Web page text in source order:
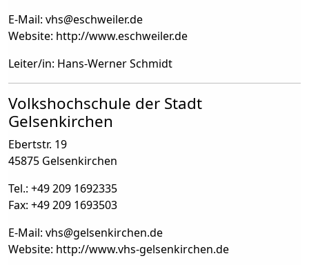
E-Mail: vhs@eschweiler.de
Website: http://www.eschweiler.de
Leiter/in: Hans-Werner Schmidt
Volkshochschule der Stadt
Gelsenkirchen
Ebertstr. 19
45875 Gelsenkirchen
Tel.: +49 209 1692335
Fax: +49 209 1693503
E-Mail: vhs@gelsenkirchen.de
Website: http://www.vhs-gelsenkirchen.de